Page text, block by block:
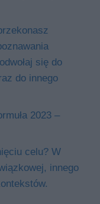
się do
do innego
2023 –
celu? W
innego